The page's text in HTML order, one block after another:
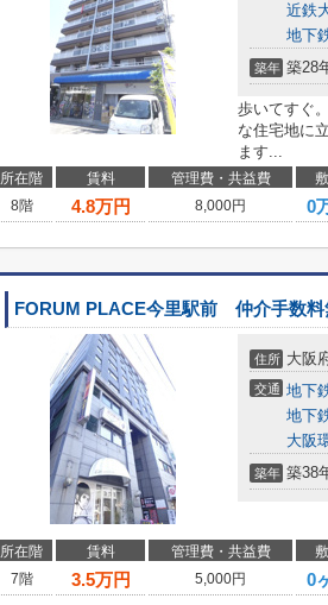
近鉄
地下
築年 築28
歩いてすぐ
な住宅地に
ます...
所在階 賃料 管理費・共益費
8階
4.8万円 8,000円 0
FORUM PLACE今里駅前 仲介手数料
住所 大阪
交通 地下
地下
大阪
築年 築38
所在階 賃料 管理費・共益費
7階
3.5万円 5,000円 0